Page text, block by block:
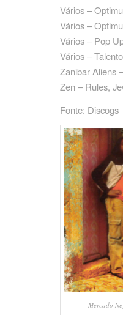
Vários –
Vários –
Vários – Pop
Vários –
Zanibar Aliens
Zen – Rules,
Fonte: Discogs
Mercado